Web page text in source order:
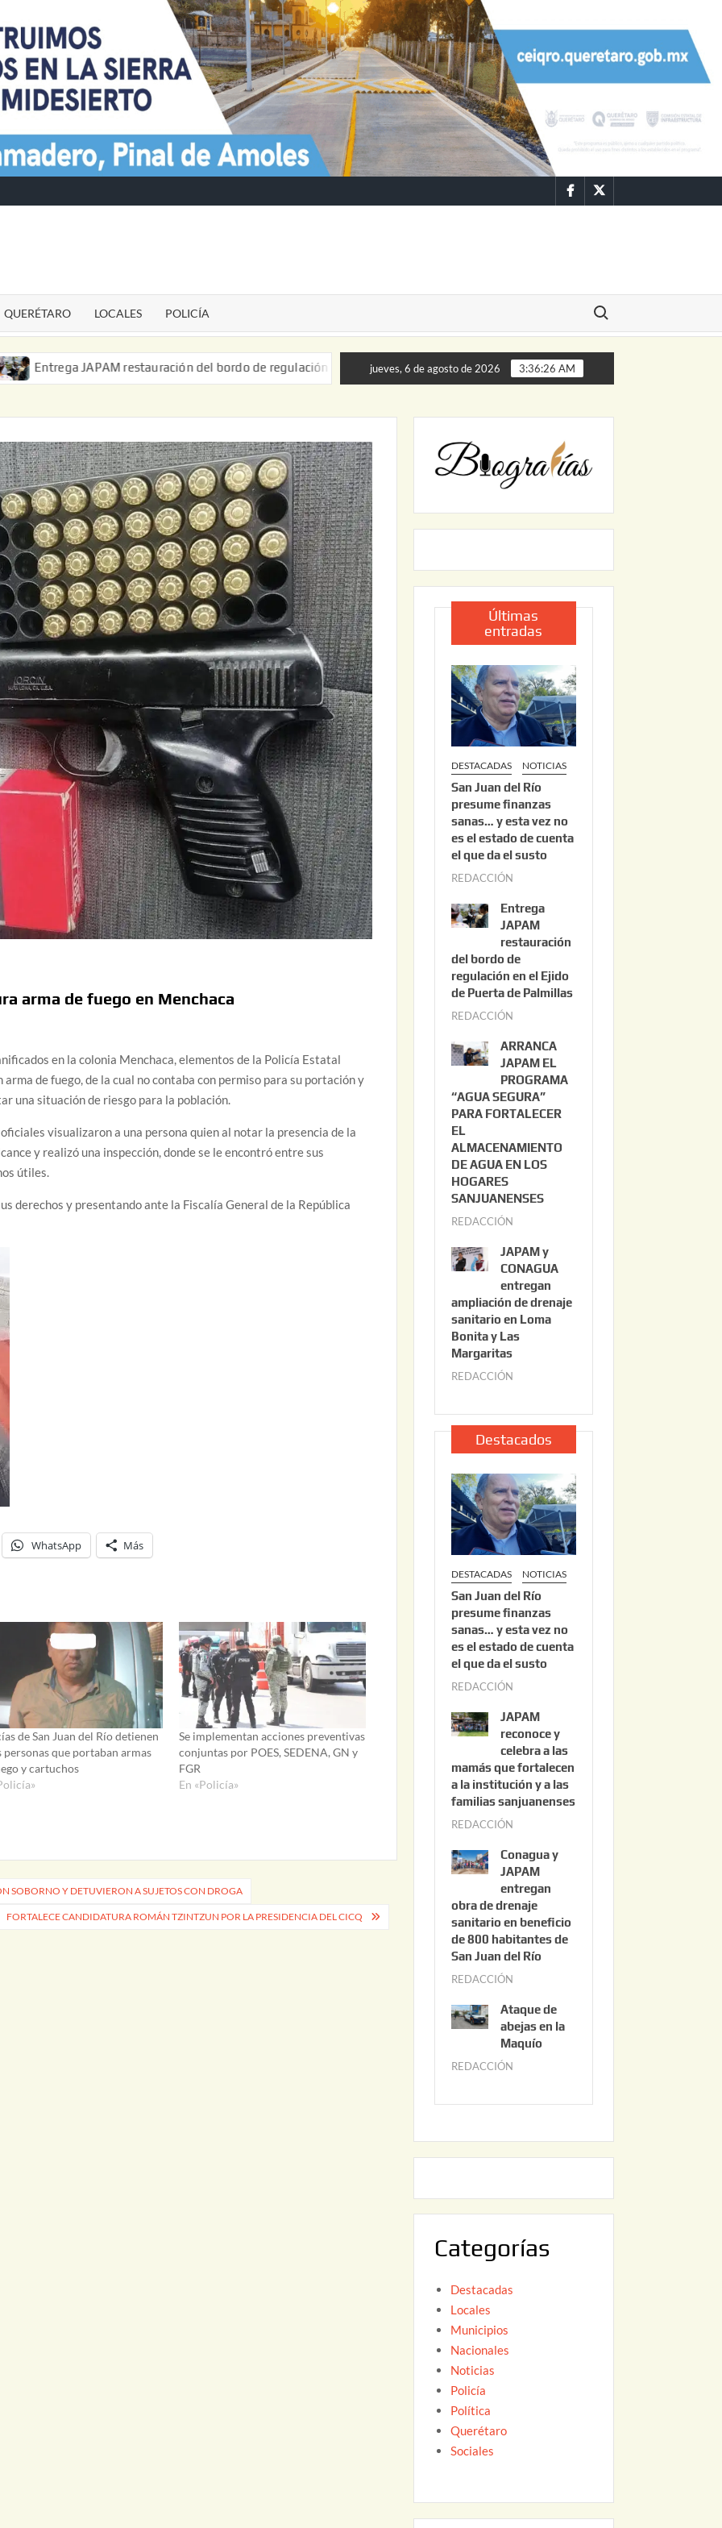
FacebookTwitter
QUERÉTARO LOCALES POLICÍA
Buscar:
JAPAM restauración del bordo de regulación en el Ejido de Puerta de Palmillas ARRANCA JAPAM EL PROGRAMA
jueves, 6 de agosto de 2026 3:36:27 AM
arma de fuego en Menchaca
en la colonia Menchaca, elementos de la Policía Estatal
de fuego, de la cual no contaba con permiso para su portación y
una situación de riesgo para la población.
visualizaron a una persona quien al notar la presencia de la
y realizó una inspección, donde se le encontró entre sus
útiles.
derechos y presentando ante la Fiscalía General de la República
WhatsApp Más
de San Juan del Río detienen
personas que portaban armas
y cartuchos
Se implementan acciones preventivas
conjuntas por POES, SEDENA, GN y
FGR
En «Policía»
SOBORNO Y DETUVIERON A SUJETOS CON DROGA
FORTALECE CANDIDATURA ROMÁN TZINTZUN POR LA PRESIDENCIA DEL CICQ
Últimas
entradas
DESTACADAS NOTICIAS
San Juan del Río
presume finanzas
sanas… y esta vez no
es el estado de cuenta
el que da el susto
REDACCIÓN
o
s
t
o
3
2
0
2
6
Entrega
JAPAM
restauración
del bordo de
regulación en el Ejido
de Puerta de Palmillas
REDACCIÓN
l
i
o
2
0
ARRANCA
JAPAM EL
PROGRAMA
“AGUA SEGURA”
PARA FORTALECER
EL
ALMACENAMIENTO
DE AGUA EN LOS
HOGARES
SANJUANENSES
REDACCIÓN
l
i
o
2
2
2
6
JAPAM y
CONAGUA
entregan
ampliación de drenaje
sanitario en Loma
Bonita y Las
Margaritas
REDACCIÓN
l
i
o
2
2
,
2
0
2
6
Destacados
DESTACADAS NOTICIAS
San Juan del Río
presume finanzas
sanas… y esta vez no
es el estado de cuenta
el que da el susto
REDACCIÓN
s
t
o
3
0
2
6
JAPAM
reconoce y
celebra a las
mamás que fortalecen
a la institución y a las
familias sanjuanenses
REDACCIÓN
n
i
o
3
0
0
2
6
Conagua y
JAPAM
entregan
obra de drenaje
sanitario en beneficio
de 800 habitantes de
San Juan del Río
REDACCIÓN
n
i
0
2
Ataque de
abejas en la
Maquío
REDACCIÓN
y
2
Categorías
Destacadas
Locales
Municipios
Nacionales
Noticias
Policía
Política
Querétaro
Sociales